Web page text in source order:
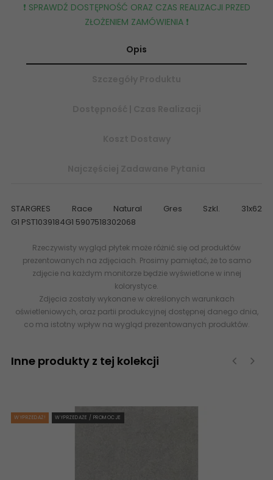
❗️ SPRAWDŹ DOSTĘPNOŚĆ ORAZ CZAS REALIZACJI PRZED
ZŁOŻENIEM ZAMÓWIENIA ❗️
Opis
STARGRES Race Natural Gres Szkl. 31x62
G1 PST1039184G1 5907518302068
Rzeczywisty wygląd płytek może różnić się od produktów
prezentowanych na zdjęciach. Prosimy pamiętać, że to samo
zdjęcie na każdym monitorze będzie wyświetlone w innej
kolorystyce.
Zdjęcia zostały wykonane w określonych warunkach
oświetleniowych, oraz partii produkcyjnej dostępnej danego dnia,
co ma istotny wpływ na wygląd prezentowanych produktów.
Inne produkty z tej kolekcji
WYPRZEDAŻ! WYPRZEDAŻE / PROMOCJE